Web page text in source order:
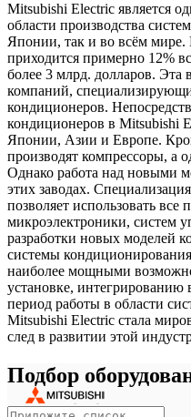
Mitsubishi Electric является
области производства
Японии, так и во всём мире.
приходится примерно 12%
более 3 млрд. долларов. Эта
компаний,
кондиционеров.
кондиционеров в Mitsubishi
Японии, Азии и Европе.
производят компрессоры, а
Однако работа над новыми
этих заводах.
позволяет использовать все
микроэлектроники, систем
разработки новых моделей
системы
наиболее мощными
установке, интегрированию
период работы в области
Mitsubishi Electric стала
след в развитии этой
Подбор